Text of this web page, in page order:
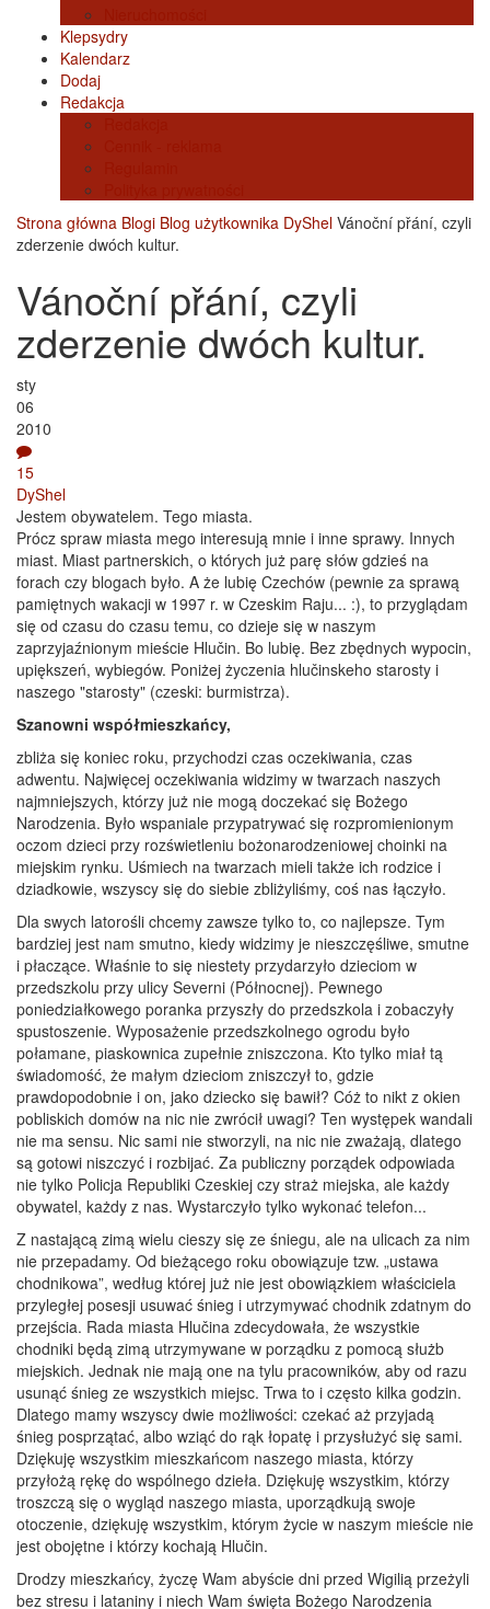
Klepsydry
Kalendarz
Dodaj
Redakcja
Strona główna Blogi Blog użytkownika DyShel Vánoční přání, czyli
zderzenie dwóch kultur.
Vánoční přání, czyli
zderzenie dwóch kultur.
sty
06
2010
15
DyShel
Jestem obywatelem. Tego miasta.
Prócz spraw miasta mego interesują mnie i inne sprawy. Innych
miast. Miast partnerskich, o których już parę słów gdzieś na
forach czy blogach było. A że lubię Czechów (pewnie za sprawą
pamiętnych wakacji w 1997 r. w Czeskim Raju... :), to przyglądam
się od czasu do czasu temu, co dzieje się w naszym
zaprzyjaźnionym mieście Hlučin. Bo lubię. Bez zbędnych wypocin,
upiększeń, wybiegów. Poniżej życzenia hlučinskeho starosty i
naszego "starosty" (czeski: burmistrza).
Szanowni współmieszkańcy,
zbliża się koniec roku, przychodzi czas oczekiwania, czas
adwentu. Najwięcej oczekiwania widzimy w twarzach naszych
najmniejszych, którzy już nie mogą doczekać się Bożego
Narodzenia. Było wspaniale przypatrywać się rozpromienionym
oczom dzieci przy rozświetleniu bożonarodzeniowej choinki na
miejskim rynku. Uśmiech na twarzach mieli także ich rodzice i
dziadkowie, wszyscy się do siebie zbliżyliśmy, coś nas łączyło.
Dla swych latorośli chcemy zawsze tylko to, co najlepsze. Tym
bardziej jest nam smutno, kiedy widzimy je nieszczęśliwe, smutne
i płaczące. Właśnie to się niestety przydarzyło dzieciom w
przedszkolu przy ulicy Severni (Północnej). Pewnego
poniedziałkowego poranka przyszły do przedszkola i zobaczyły
spustoszenie. Wyposażenie przedszkolnego ogrodu było
połamane, piaskownica zupełnie zniszczona. Kto tylko miał tą
świadomość, że małym dzieciom zniszczył to, gdzie
prawdopodobnie i on, jako dziecko się bawił? Cóż to nikt z okien
pobliskich domów na nic nie zwrócił uwagi? Ten występek wandali
nie ma sensu. Nic sami nie stworzyli, na nic nie zważają, dlatego
są gotowi niszczyć i rozbijać. Za publiczny porządek odpowiada
nie tylko Policja Republiki Czeskiej czy straż miejska, ale każdy
obywatel, każdy z nas. Wystarczyło tylko wykonać telefon...
Z nastającą zimą wielu cieszy się ze śniegu, ale na ulicach za nim
nie przepadamy. Od bieżącego roku obowiązuje tzw. „ustawa
chodnikowa”, według której już nie jest obowiązkiem właściciela
przyległej posesji usuwać śnieg i utrzymywać chodnik zdatnym do
przejścia. Rada miasta Hlučina zdecydowała, że wszystkie
chodniki będą zimą utrzymywane w porządku z pomocą służb
miejskich. Jednak nie mają one na tylu pracowników, aby od razu
usunąć śnieg ze wszystkich miejsc. Trwa to i często kilka godzin.
Dlatego mamy wszyscy dwie możliwości: czekać aż przyjadą
śnieg posprzątać, albo wziąć do rąk łopatę i przysłużyć się sami.
Dziękuję wszystkim mieszkańcom naszego miasta, którzy
przyłożą rękę do wspólnego dzieła. Dziękuję wszystkim, którzy
troszczą się o wygląd naszego miasta, uporządkują swoje
otoczenie, dziękuję wszystkim, którym życie w naszym mieście nie
jest obojętne i którzy kochają Hlučin.
Drodzy mieszkańcy, życzę Wam abyście dni przed Wigilią przeżyli
bez stresu i lataniny i niech Wam święta Bożego Narodzenia